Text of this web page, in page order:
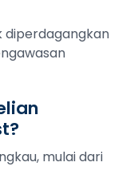
diperdagangkan
mulai dari